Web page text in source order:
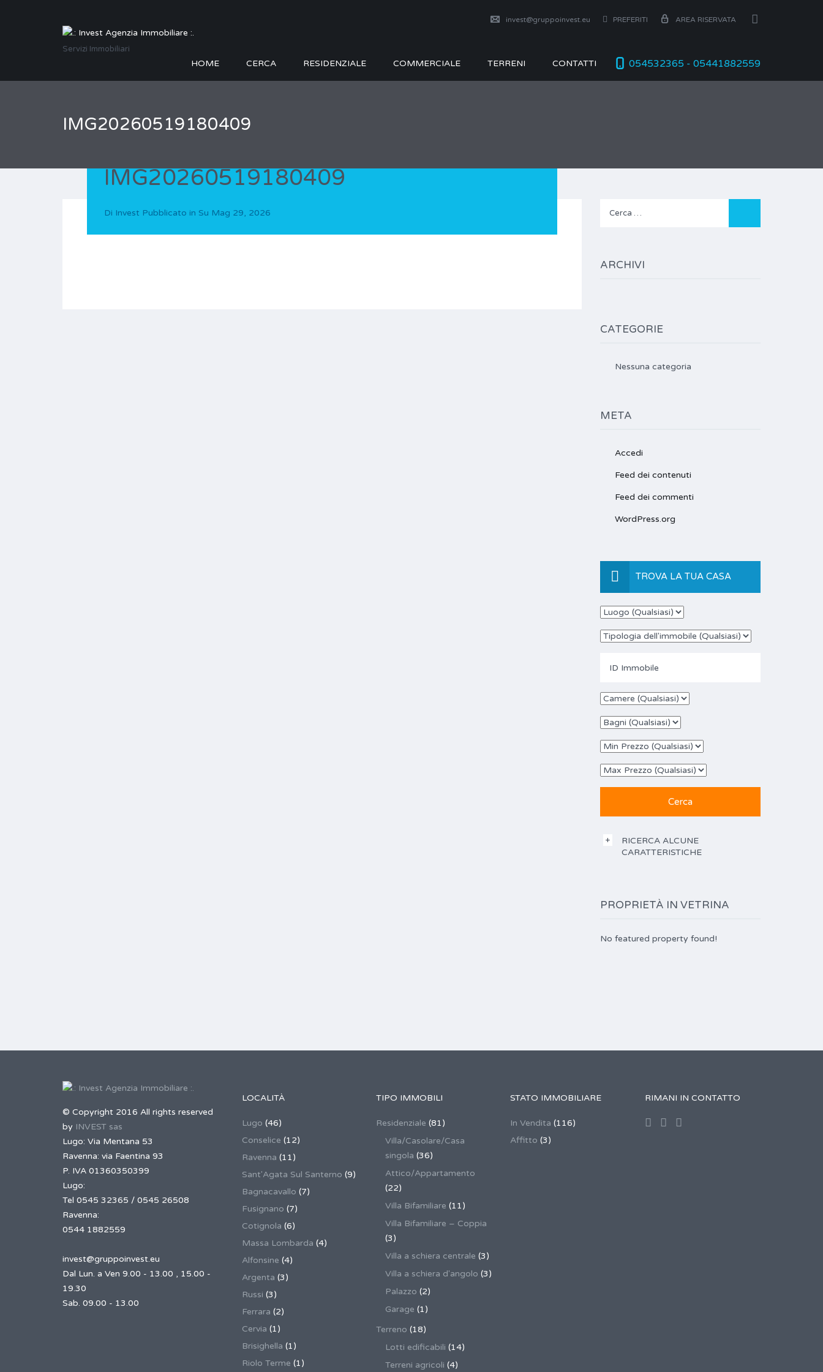
Servizi Immobiliari
invest@gruppoinvest.eu PREFERITI AREA RISERVATA
054532365 - 05441882559
HOME CERCA RESIDENZIALE COMMERCIALE TERRENI CONTATTI
IMG20260519180409
IMG20260519180409
Di Invest Pubblicato in Su Mag 29, 2026
ARCHIVI
CATEGORIE
Nessuna categoria
META
Accedi
Feed dei contenuti
Feed dei commenti
WordPress.org
TROVA LA TUA CASA
RICERCA ALCUNE
CARATTERISTICHE
PROPRIETÀ IN VETRINA
No featured property found!
© Copyright 2016 All rights reserved
by INVEST sas
Lugo: Via Mentana 53
Ravenna: via Faentina 93
P. IVA 01360350399
Lugo:
Tel 0545 32365 / 0545 26508
Ravenna:
0544 1882559
invest@gruppoinvest.eu
Dal Lun. a Ven 9.00 - 13.00 , 15.00 -
19.30
Sab. 09.00 - 13.00
LOCALITÀ
Lugo (46)
Conselice (12)
Ravenna (11)
Sant'Agata Sul Santerno (9)
Bagnacavallo (7)
Fusignano (7)
Cotignola (6)
Massa Lombarda (4)
Alfonsine (4)
Argenta (3)
Russi (3)
Ferrara (2)
Cervia (1)
Brisighella (1)
Riolo Terme (1)
TIPO IMMOBILI
Residenziale (81)
Villa/Casolare/Casa
singola (36)
Attico/Appartamento
(22)
Villa Bifamiliare (11)
Villa Bifamiliare – Coppia
(3)
Villa a schiera centrale (3)
Villa a schiera d'angolo (3)
Palazzo (2)
Garage (1)
Terreno (18)
Lotti edificabili (14)
Terreni agricoli (4)
STATO IMMOBILIARE
In Vendita (116)
Affitto (3)
RIMANI IN CONTATTO